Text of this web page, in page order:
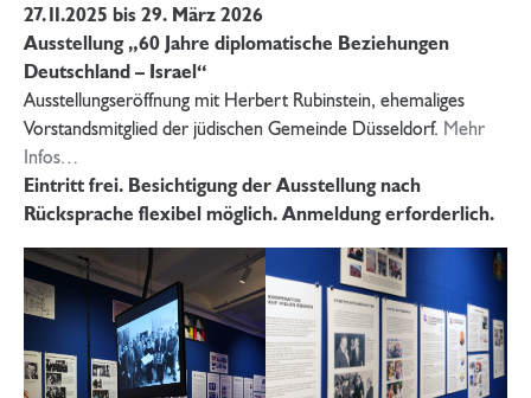
27.11.2025 bis 29. März 2026
Ausstellung „60 Jahre diplomatische Beziehungen
Deutschland – Israel“
Ausstellungseröffnung mit Herbert Rubinstein, ehemaliges
Vorstandsmitglied der jüdischen Gemeinde Düsseldorf. Mehr
Infos…
Eintritt frei. Besichtigung der Ausstellung nach
Rücksprache flexibel möglich. Anmeldung erforderlich.